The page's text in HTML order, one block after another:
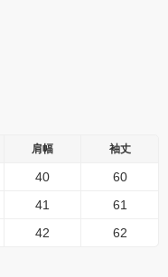
肩幅 袖丈
40 60
41 61
42 62